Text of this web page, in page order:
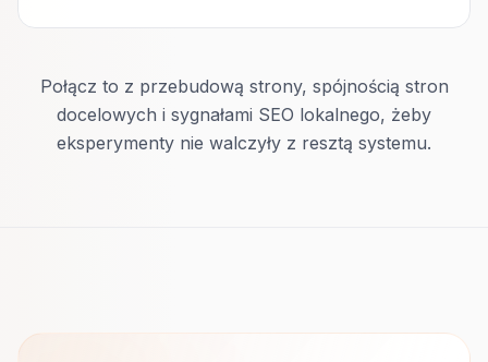
Połącz to z przebudową strony, spójnością stron
docelowych i sygnałami SEO lokalnego, żeby
eksperymenty nie walczyły z resztą systemu.